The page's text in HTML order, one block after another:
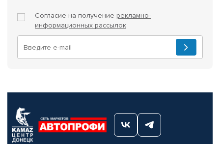
Согласие на получение рекламно-
информационных рассылок